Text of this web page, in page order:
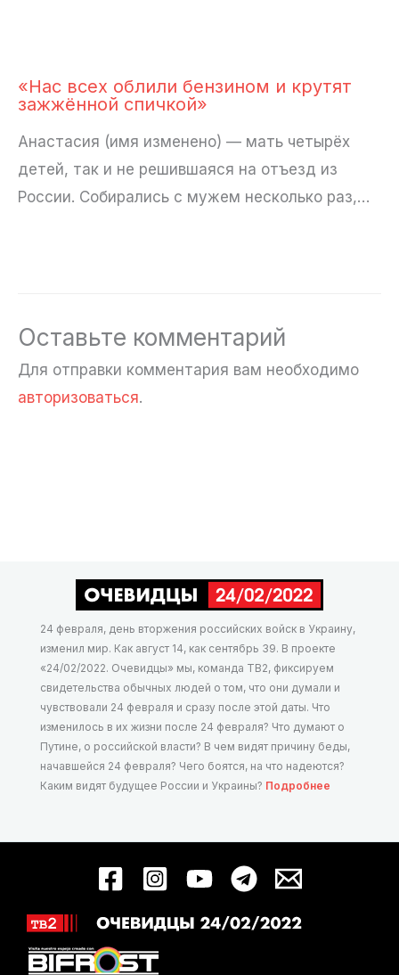
«Нас всех облили бензином и крутят
зажжённой спичкой»
Анастасия (имя изменено) — мать четырёх
детей, так и не решившаяся на отъезд из
России. Собирались с мужем несколько раз,…
Оставьте комментарий
Для отправки комментария вам необходимо
авторизоваться.
24 февраля, день вторжения российских войск в Украину,
изменил мир. Как август 14, как сентябрь 39. В проекте
«24/02/2022. Очевидцы» мы, команда ТВ2, фиксируем
свидетельства обычных людей о том, что они думали и
чувствовали 24 февраля и сразу после этой даты. Что
изменилось в их жизни после 24 февраля? Что думают о
Путине, о российской власти? В чем видят причину беды,
начавшейся 24 февраля? Чего боятся, на что надеются?
Каким видят будущее России и Украины? Подробнее